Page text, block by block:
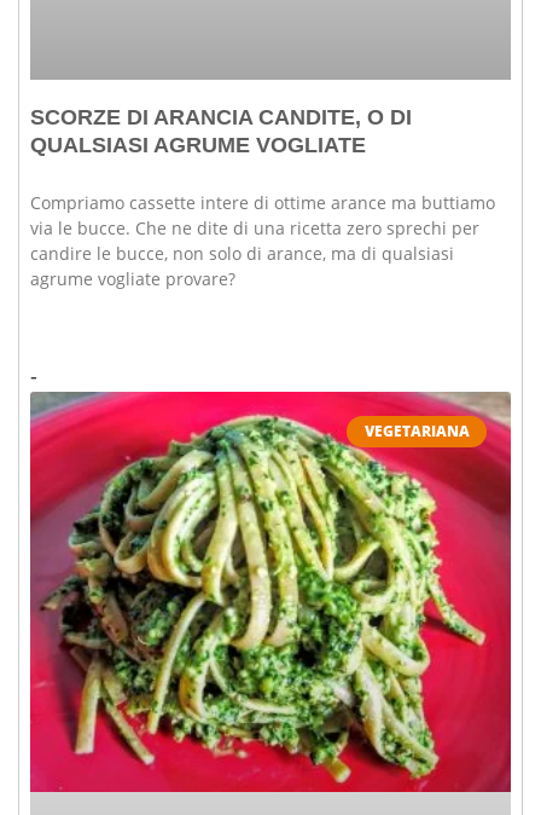
SCORZE DI ARANCIA CANDITE, O DI
QUALSIASI AGRUME VOGLIATE
Compriamo cassette intere di ottime arance ma buttiamo
via le bucce. Che ne dite di una ricetta zero sprechi per
candire le bucce, non solo di arance, ma di qualsiasi
agrume vogliate provare?
VEGETARIANA